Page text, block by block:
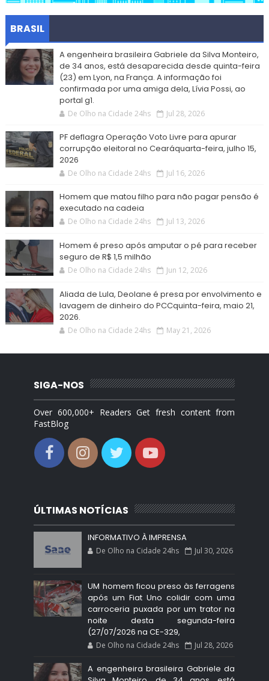
BRASIL
A engenheira brasileira Gabriele da Silva Monteiro,
de 34 anos, está desaparecida desde quinta-feira
(23) em Lyon, na França. A informação foi
confirmada por uma amiga dela, Lívia Possi, ao
portal g1.
De Olho na Cidade 24hs Jul 28, 2026
PF deflagra Operação Voto Livre para apurar
corrupção eleitoral no Cearáquarta-feira, julho 15,
2026
De Olho na Cidade 24hs Jul 16, 2026
Homem que matou filho para não pagar pensão é
executado na cadeia
De Olho na Cidade 24hs Jul 13, 2026
Homem é preso após amputar o pé para receber
seguro de R$ 1,5 milhão
De Olho na Cidade 24hs Jun 12, 2026
Aliada de Lula, Deolane é presa por envolvimento e
lavagem de dinheiro do PCCquinta-feira, maio 21,
2026.
De Olho na Cidade 24hs May 21, 2026
SIGA-NOS
Over 600,000+ Readers Get fresh content from
FastBlog
ÚLTIMAS NOTÍCIAS
INFORMATIVO À IMPRENSA
De Olho na Cidade 24hs Jul 30, 2026
UM homem ficou preso às ferragens
após um Fiat Uno colidir com uma
carroceria puxada por um trator na
noite desta segunda-feira
(27/07/2026 na CE-329,
De Olho na Cidade 24hs Jul 28, 2026
A engenheira brasileira Gabriele da